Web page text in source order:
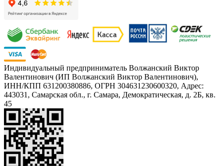
Индивидуальный предприниматель Волжанский Виктор
Валентинович (ИП Волжанский Виктор Валентинович),
ИНН/КПП 631200380886, ОГРН 304631230600320, Адрес:
443031, Самарская обл., г. Самара, Демократическая, д. 2Б, кв.
45